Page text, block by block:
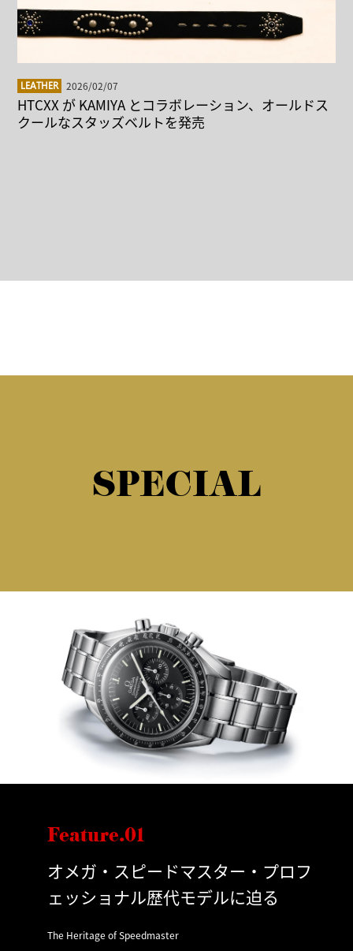
LEATHER 2026/02/07
HTCXX が KAMIYA とコラボレーション、オールドス
クールなスタッズベルトを発売
SPECIAL
Feature.01
オメガ・スピードマスター・プロフ
ェッショナル歴代モデルに迫る
The Heritage of Speedmaster